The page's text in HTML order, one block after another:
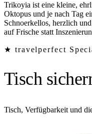
Trikoyia ist eine kleine,
Oktopus und je nach Tag
Schnoerkellos, herzlich
auf Frische statt
★ travelperfect
Tisch
Tisch, Verfügbarkeit und